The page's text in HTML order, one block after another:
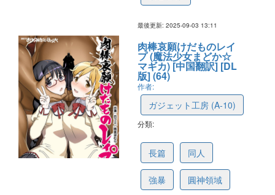
最後更新: 2025-09-03 13:11
肉棒哀願けだものレイ
プ (魔法少女まどか☆
マギカ) [中国翻訳] [DL
版] (64)
作者:
ガジェット工房 (A-10)
分類:
長篇 同人
強暴 圓神領域